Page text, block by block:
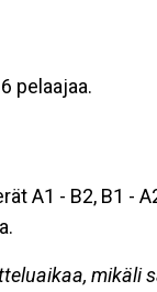
pelaajaa.
A1 - B2, B1 -
mikäli